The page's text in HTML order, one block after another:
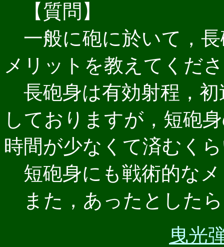
【質問】
一般に砲に於いて，
メリットを教えてくだ
長砲身は有効射程，初
しておりますが，短砲
時間が少なくて済むく
短砲身にも戦術的な
また，あったとした
曳光